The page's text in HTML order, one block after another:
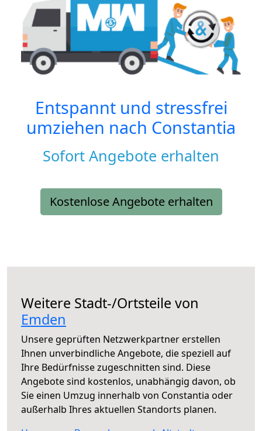
Entspannt und stressfrei
umziehen nach Constantia
Sofort Angebote erhalten
Kostenlose Angebote erhalten
Weitere Stadt-/Ortsteile von
Emden
Unsere geprüften Netzwerkpartner erstellen
Ihnen unverbindliche Angebote, die speziell auf
Ihre Bedürfnisse zugeschnitten sind. Diese
Angebote sind kostenlos, unabhängig davon, ob
Sie einen Umzug innerhalb von Constantia oder
außerhalb Ihres aktuellen Standorts planen.